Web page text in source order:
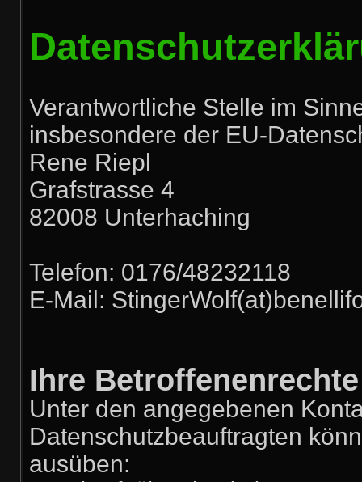
Verantwortliche Stelle im
insbesondere der EU-
Rene Riepl
Grafstrasse 4
82008 Unterhaching
Telefon: 0176/48232118
E-Mail:
Ihre Betroffenenrechte
Unter den angegebenen
Datenschutzbeauftragten
ausüben: